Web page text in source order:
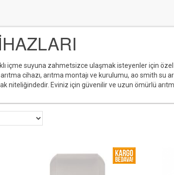
içme suyuna zahmetsizce ulaşmak isteyenler için
cihazı, arıtma montajı ve kurulumu, ao smith su
niteliğindedir. Eviniz için güvenilir ve uzun ömürlü